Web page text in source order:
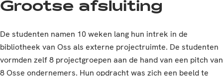
Grootse afsluiting
De studenten namen 10 weken lang hun intrek in de
bibliotheek van Oss als externe projectruimte. De studenten
vormden zelf 8 projectgroepen aan de hand van een pitch van
8 Osse ondernemers. Hun opdracht was zich een beeld te